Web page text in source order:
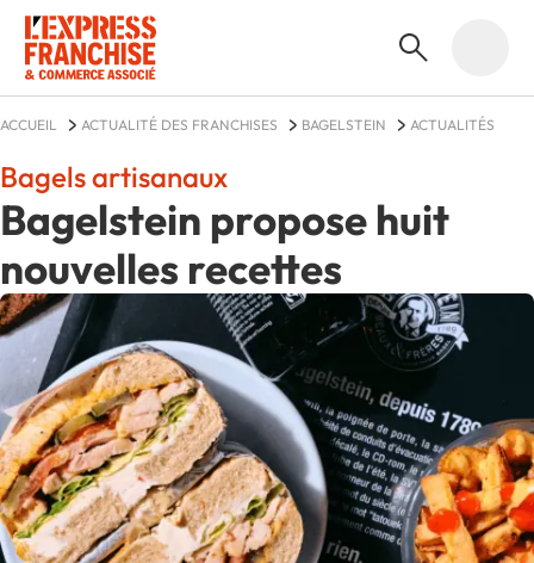
ACCUEIL ACTUALITÉ DES FRANCHISES BAGELSTEIN ACTUALITÉS
Bagelstein propose huit
nouvelles recettes
Bagels artisanaux